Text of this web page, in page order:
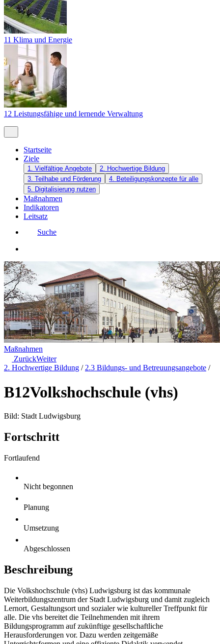
11 Klima und Energie
12 Leistungsfähige und lernende Verwaltung
Startseite
Ziele
1. Vielfältige Angebote
2. Hochwertige Bildung
3. Teilhabe und Förderung
4. Beteiligungskonzepte für alle
5. Digitalisierung nutzen
Maßnahmen
Indikatoren
Leitsatz
Suche
Maßnahmen
ZurückWeiter
2. Hochwertige Bildung /2.3 Bildungs- und Betreuungsangebote /
B12Volkshochschule (vhs)
Bild: Stadt Ludwigsburg
Fortschritt
Fortlaufend
Nicht begonnen
Planung
Umsetzung
Abgeschlossen
Beschreibung
Die Volkshochschule (vhs) Ludwigsburg ist das kommunale
Weiterbildungszentrum der Stadt Ludwigsburg und damit zugleich
Lernort, Gestaltungsort und sozialer wie kultureller Treffpunkt für
alle. Die vhs bereitet die Teilnehmenden mit ihrem
Bildungsprogramm auf zukünftige gesellschaftliche
Herausforderungen vor. Dazu werden zeitgemäße